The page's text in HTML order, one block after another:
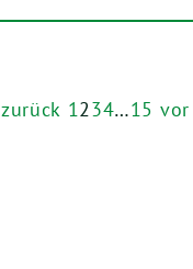
zurück 1 234…15 vor